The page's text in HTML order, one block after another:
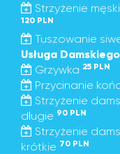
Strzyżenie
120 PLN
Tuszowanie
Usługa
Grzywka 25 PLN
Przycinanie
Strzyżenie
długie 90 PLN
Strzyżenie
krótkie 70 PLN